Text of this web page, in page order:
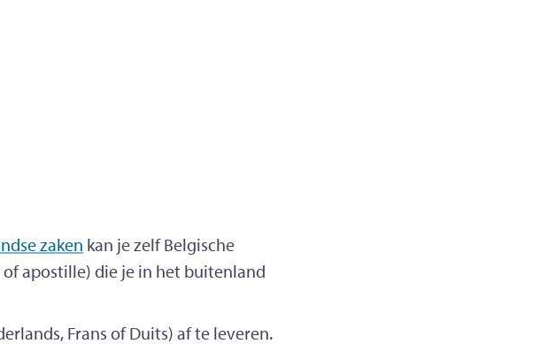
zaken kan je zelf Belgische
apostille) die je in het buitenland
Frans of Duits) af te leveren.